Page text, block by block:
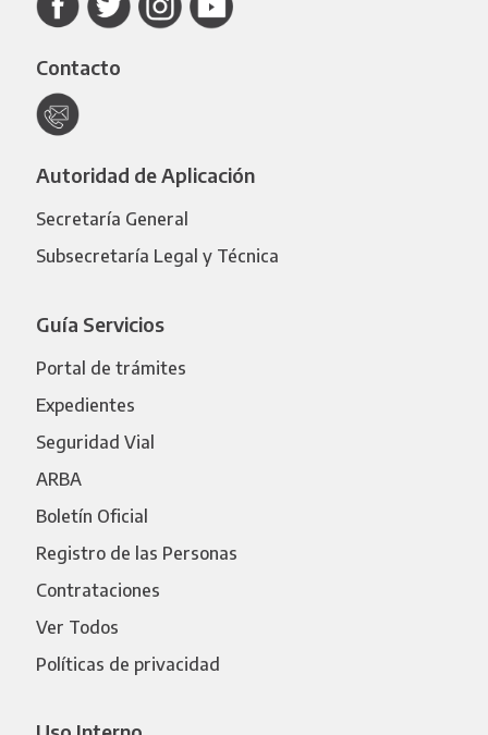
Contacto
Autoridad de Aplicación
Secretaría General
Subsecretaría Legal y Técnica
Guía Servicios
Portal de trámites
Expedientes
Seguridad Vial
ARBA
Boletín Oficial
Registro de las Personas
Contrataciones
Ver Todos
Políticas de privacidad